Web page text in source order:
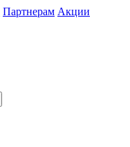
Партнерам Акции